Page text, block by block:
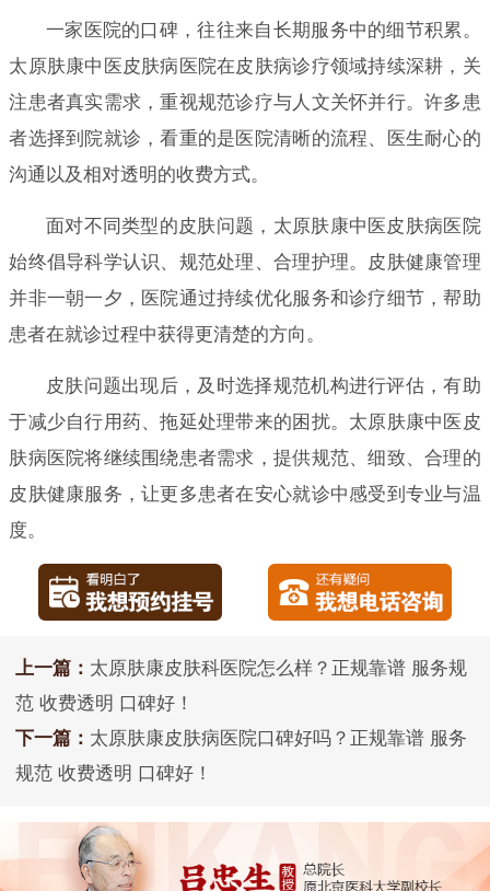
一家医院的口碑，往往来自长期服务中的细节积累。
太原肤康中医皮肤病医院在皮肤病诊疗领域持续深耕，关
注患者真实需求，重视规范诊疗与人文关怀并行。许多患
者选择到院就诊，看重的是医院清晰的流程、医生耐心的
沟通以及相对透明的收费方式。
面对不同类型的皮肤问题，太原肤康中医皮肤病医院
始终倡导科学认识、规范处理、合理护理。皮肤健康管理
并非一朝一夕，医院通过持续优化服务和诊疗细节，帮助
患者在就诊过程中获得更清楚的方向。
皮肤问题出现后，及时选择规范机构进行评估，有助
于减少自行用药、拖延处理带来的困扰。太原肤康中医皮
肤病医院将继续围绕患者需求，提供规范、细致、合理的
皮肤健康服务，让更多患者在安心就诊中感受到专业与温
度。
上一篇： 太原肤康皮肤科医院怎么样？正规靠谱 服务规
范 收费透明 口碑好！
下一篇： 太原肤康皮肤病医院口碑好吗？正规靠谱 服务
规范 收费透明 口碑好！